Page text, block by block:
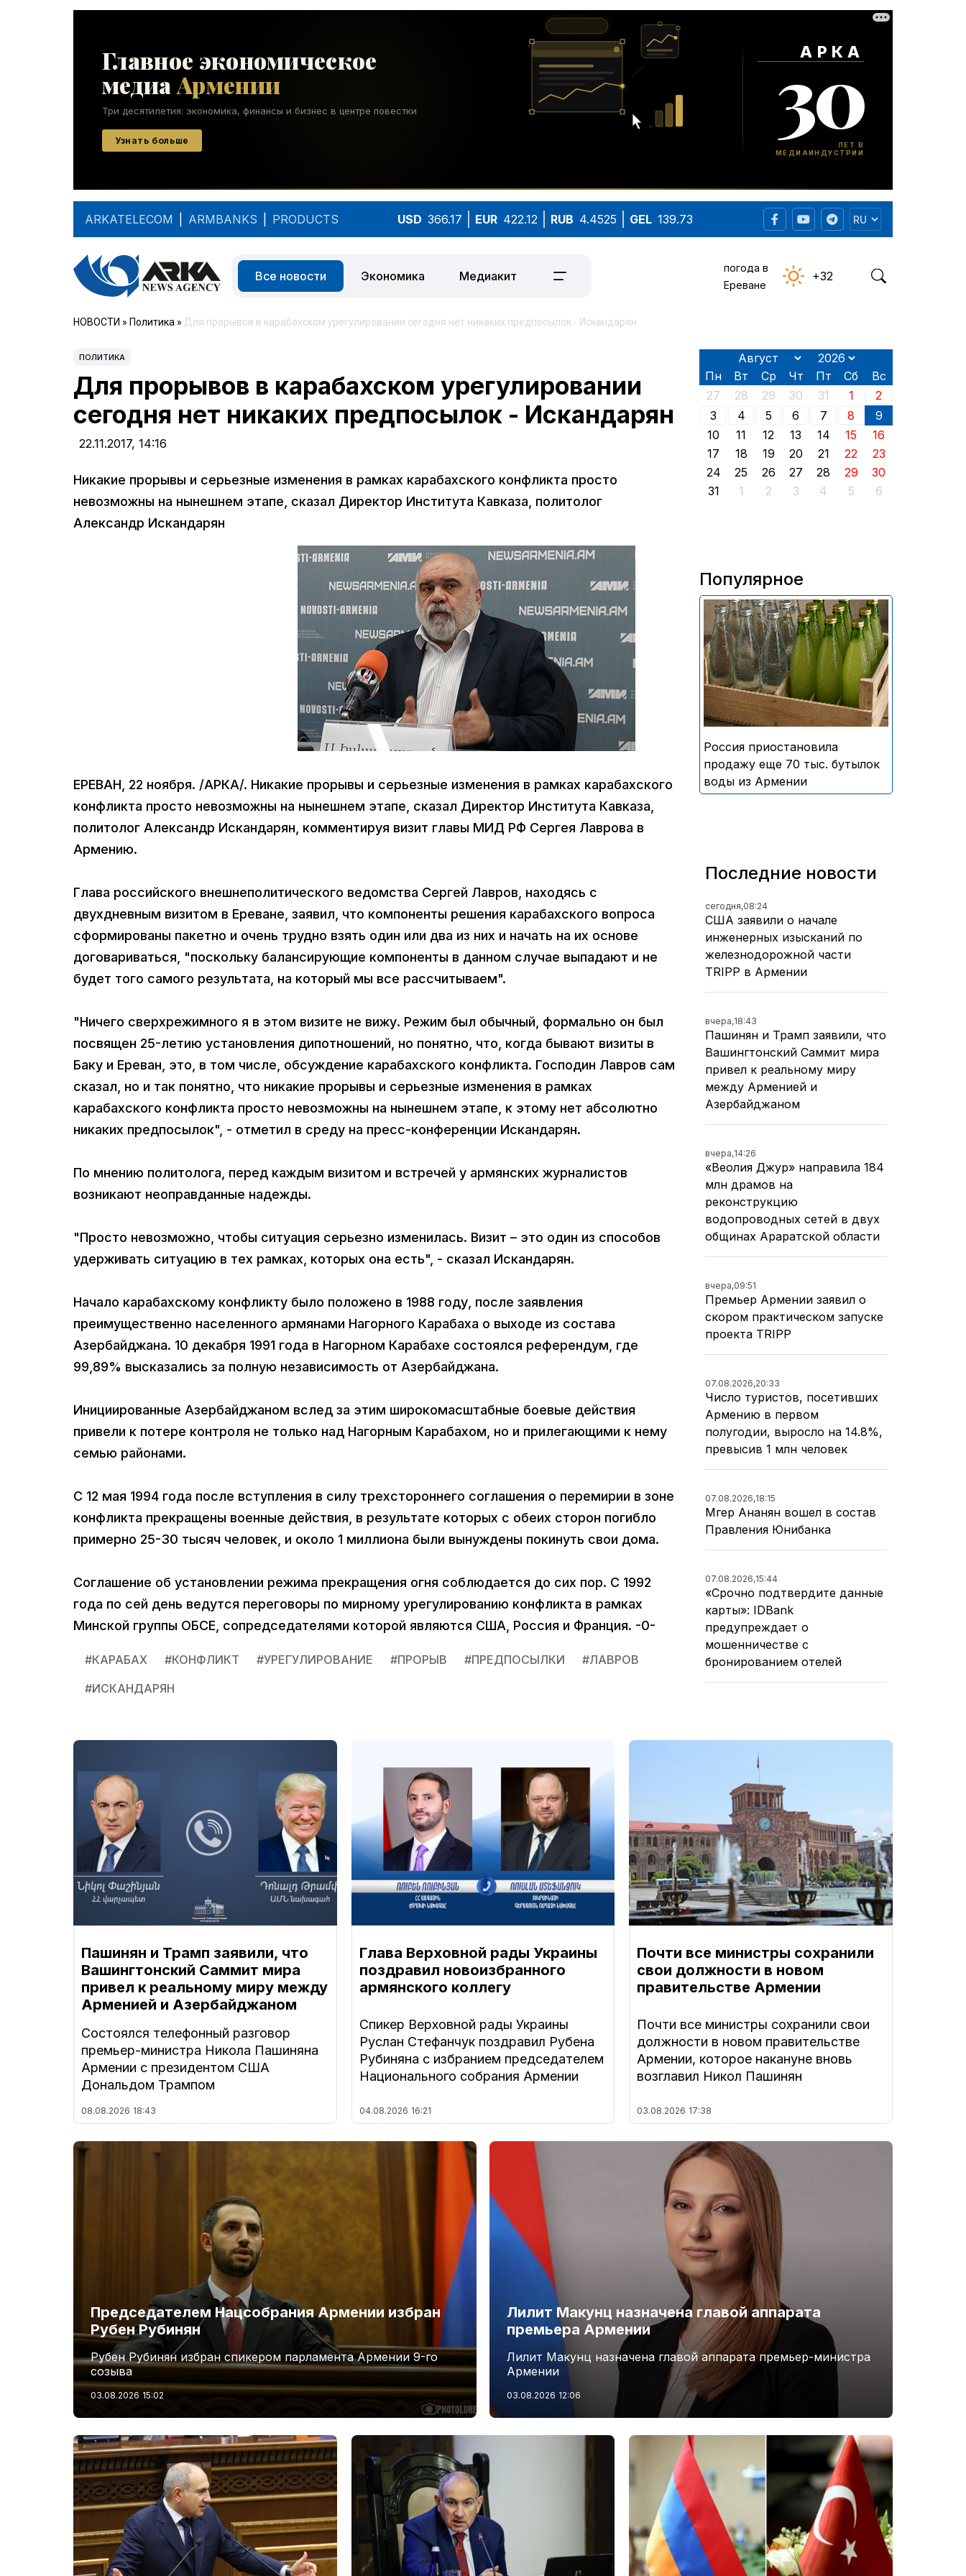
ARKATELECOM ARMBANKS PRODUCTS USD 366.17 EUR 422.12 RUB 4.4525 GEL 139.73
Все новости Экономика Медиакит
погода в
Ереване
+32
НОВОСТИ » Политика » Для прорывов в карабахском урегулировании сегодня нет никаких предпосылок - Искандарян
ПОЛИТИКА
Для прорывов в карабахском урегулировании
сегодня нет никаких предпосылок - Искандарян
22.11.2017, 14:16
Никакие прорывы и серьезные изменения в рамках карабахского конфликта просто
невозможны на нынешнем этапе, сказал Директор Института Кавказа, политолог
Александр Искандарян
ЕРЕВАН, 22 ноября. /АРКА/. Никакие прорывы и серьезные изменения в рамках карабахского
конфликта просто невозможны на нынешнем этапе, сказал Директор Института Кавказа,
политолог Александр Искандарян, комментируя визит главы МИД РФ Сергея Лаврова в
Армению.
Глава российского внешнеполитического ведомства Сергей Лавров, находясь с
двухдневным визитом в Ереване, заявил, что компоненты решения карабахского вопроса
сформированы пакетно и очень трудно взять один или два из них и начать на их основе
договариваться, "поскольку балансирующие компоненты в данном случае выпадают и не
будет того самого результата, на который мы все рассчитываем".
"Ничего сверхрежимного я в этом визите не вижу. Режим был обычный, формально он был
посвящен 25-летию установления дипотношений, но понятно, что, когда бывают визиты в
Баку и Ереван, это, в том числе, обсуждение карабахского конфликта. Господин Лавров сам
сказал, но и так понятно, что никакие прорывы и серьезные изменения в рамках
карабахского конфликта просто невозможны на нынешнем этапе, к этому нет абсолютно
никаких предпосылок", - отметил в среду на пресс-конференции Искандарян.
По мнению политолога, перед каждым визитом и встречей у армянских журналистов
возникают неоправданные надежды.
"Просто невозможно, чтобы ситуация серьезно изменилась. Визит – это один из способов
удерживать ситуацию в тех рамках, которых она есть", - сказал Искандарян.
Начало карабахскому конфликту было положено в 1988 году, после заявления
преимущественно населенного армянами Нагорного Карабаха о выходе из состава
Азербайджана. 10 декабря 1991 года в Нагорном Карабахе состоялся референдум, где
99,89% высказались за полную независимость от Азербайджана.
Инициированные Азербайджаном вслед за этим широкомасштабные боевые действия
привели к потере контроля не только над Нагорным Карабахом, но и прилегающими к нему
семью районами.
С 12 мая 1994 года после вступления в силу трехстороннего соглашения о перемирии в зоне
конфликта прекращены военные действия, в результате которых с обеих сторон погибло
примерно 25-30 тысяч человек, и около 1 миллиона были вынуждены покинуть свои дома.
Соглашение об установлении режима прекращения огня соблюдается до сих пор. С 1992
года по сей день ведутся переговоры по мирному урегулированию конфликта в рамках
Минской группы ОБСЕ, сопредседателями которой являются США, Россия и Франция. -0-
#КАРАБАХ #КОНФЛИКТ #УРЕГУЛИРОВАНИЕ #ПРОРЫВ #ПРЕДПОСЫЛКИ #ЛАВРОВ
#ИСКАНДАРЯН
Пн Вт Ср Чт Пт Сб
Вс
27
28 29 30 31 1
2
3
4 5 6 7 8
9
10
11 12 13 14 15
16
17
18 19 20 21 22
23
24
25 26 27 28 29
30
31
1 2 3 4 5 6
Популярное
В России приостановили
продажу более 70 тыс.
бутылок питьевой воды и
безалкогольных напитков
армянского производства
Россия приостановила
продажу еще 70 тыс. бутылок
воды из Армении
Последние новости
сегодня,08:24
США заявили о начале
инженерных изысканий по
железнодорожной части
TRIPP в Армении
вчера,18:43
Пашинян и Трамп заявили, что
Вашингтонский Саммит мира
привел к реальному миру
между Арменией и
Азербайджаном
вчера,14:26
«Веолия Джур» направила 184
млн драмов на
реконструкцию
водопроводных сетей в двух
общинах Араратской области
вчера,09:51
Премьер Армении заявил о
скором практическом запуске
проекта TRIPP
07.08.2026,20:33
Число туристов, посетивших
Армению в первом
полугодии, выросло на 14.8%,
превысив 1 млн человек
07.08.2026,18:15
Мгер Ананян вошел в состав
Правления Юнибанка
07.08.2026,15:44
«Срочно подтвердите данные
карты»: IDBank
предупреждает о
мошенничестве с
бронированием отелей
Пашинян и Трамп заявили, что
Вашингтонский Саммит мира
привел к реальному миру между
Арменией и Азербайджаном
Состоялся телефонный разговор
премьер-министра Никола Пашиняна
Армении с президентом США
Дональдом Трампом
08.08.2026 18:43
Глава Верховной рады Украины
поздравил новоизбранного
армянского коллегу
Спикер Верховной рады Украины
Руслан Стефанчук поздравил Рубена
Рубиняна с избранием председателем
Национального собрания Армении
04.08.2026 16:21
Почти все министры сохранили
свои должности в новом
правительстве Армении
Почти все министры сохранили свои
должности в новом правительстве
Армении, которое накануне вновь
возглавил Никол Пашинян
03.08.2026 17:38
Председателем Нацсобрания Армении избран
Рубен Рубинян
Рубен Рубинян избран спикером парламента Армении 9-го
созыва
03.08.2026 15:02
Лилит Макунц назначена главой аппарата
премьера Армении
Лилит Макунц назначена главой аппарата премьер-министра
Армении
03.08.2026 12:06